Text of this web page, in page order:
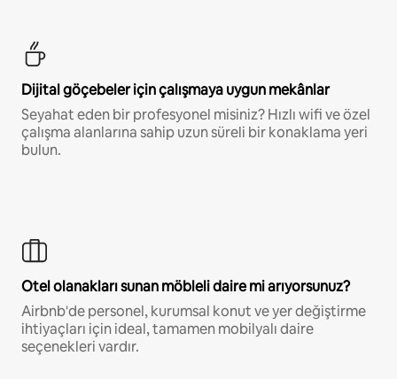
Dijital göçebeler için çalışmaya uygun mekânlar
Seyahat eden bir profesyonel misiniz? Hızlı wifi ve özel
çalışma alanlarına sahip uzun süreli bir konaklama yeri
bulun.
Otel olanakları sunan möbleli daire mi arıyorsunuz?
Airbnb'de personel, kurumsal konut ve yer değiştirme
ihtiyaçları için ideal, tamamen mobilyalı daire
seçenekleri vardır.